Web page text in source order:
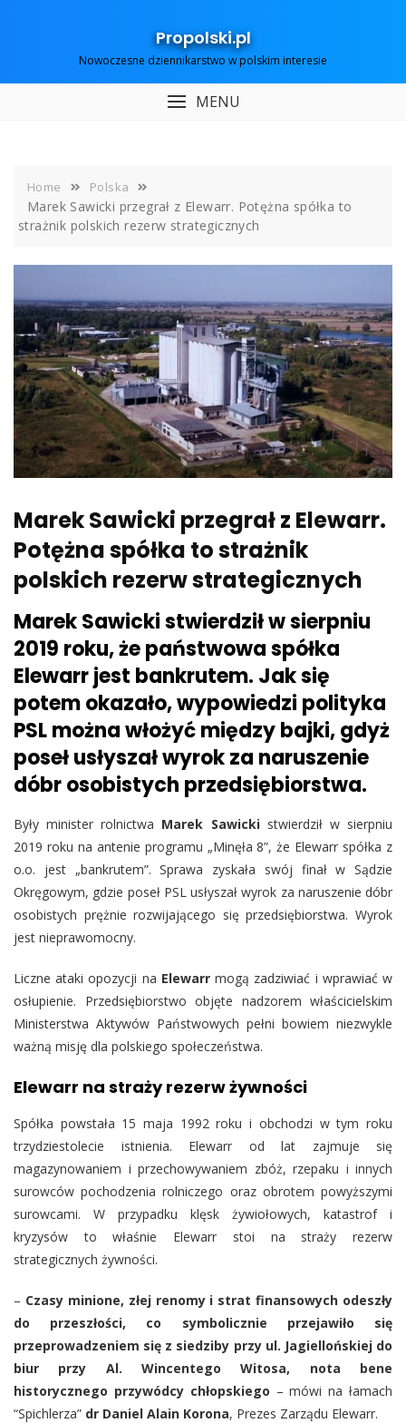
Propolski.pl
Nowoczesne dziennikarstwo w polskim interesie
MENU
Home Polska
Marek Sawicki przegrał z Elewarr. Potężna spółka to
strażnik polskich rezerw strategicznych
Marek Sawicki przegrał z Elewarr.
Potężna spółka to strażnik
polskich rezerw strategicznych
Marek Sawicki stwierdził w sierpniu
2019 roku, że państwowa spółka
Elewarr jest bankrutem. Jak się
potem okazało, wypowiedzi polityka
PSL można włożyć między bajki, gdyż
poseł usłyszał wyrok za naruszenie
dóbr osobistych przedsiębiorstwa.
Były minister rolnictwa Marek Sawickistwierdził w sierpniu
2019 roku na antenie programu „Minęła 8”, że Elewarr spółka z
o.o. jest „bankrutem”. Sprawa zyskała swój finał w Sądzie
Okręgowym, gdzie poseł PSL usłyszał wyrok za naruszenie dóbr
osobistych prężnie rozwijającego się przedsiębiorstwa. Wyrok
jest nieprawomocny.
Liczne ataki opozycji na Elewarrmogą zadziwiać i wprawiać w
osłupienie. Przedsiębiorstwo objęte nadzorem właścicielskim
Ministerstwa Aktywów Państwowych pełni bowiem niezwykle
ważną misję dla polskiego społeczeństwa.
Elewarr na straży rezerw żywności
Spółka powstała 15 maja 1992 roku i obchodzi w tym roku
trzydziestolecie istnienia. Elewarr od lat zajmuje się
magazynowaniem i przechowywaniem zbóż, rzepaku i innych
surowców pochodzenia rolniczego oraz obrotem powyższymi
surowcami. W przypadku klęsk żywiołowych, katastrof i
kryzysów to właśnie Elewarr stoi na straży rezerw
strategicznych żywności.
– Czasy minione, złej renomy i strat finansowych odeszły
do przeszłości, co symbolicznie przejawiło się
przeprowadzeniem się z siedziby przy ul. Jagiellońskiej do
biur przy Al. Wincentego Witosa, nota bene
historycznego przywódcy chłopskiego – mówi na łamach
“Spichlerza” dr Daniel Alain Korona, Prezes Zarządu Elewarr.